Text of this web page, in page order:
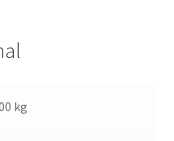
kg